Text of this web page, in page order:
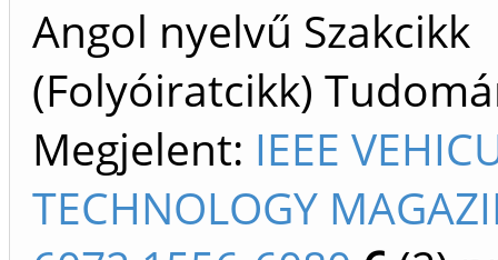
Angol nyelvű Szakcikk
(Folyóiratcikk)
Megjelent: IEEE
TECHNOLOGY